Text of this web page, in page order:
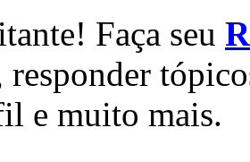
Faça seu
e muito mais.